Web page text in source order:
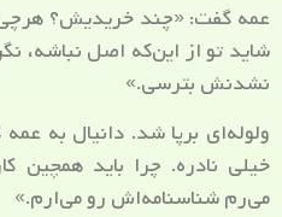
عمه گفت: «چند خریدیش؟
شاید تو از این‌که اصل نباشه،
نشدنش بترسی.»
ولوله‌ای برپا شد. دانیال به
خیلی نادره. چرا باید همچین
می‌رم شناسنامه‌اش رو می‌ارم.»